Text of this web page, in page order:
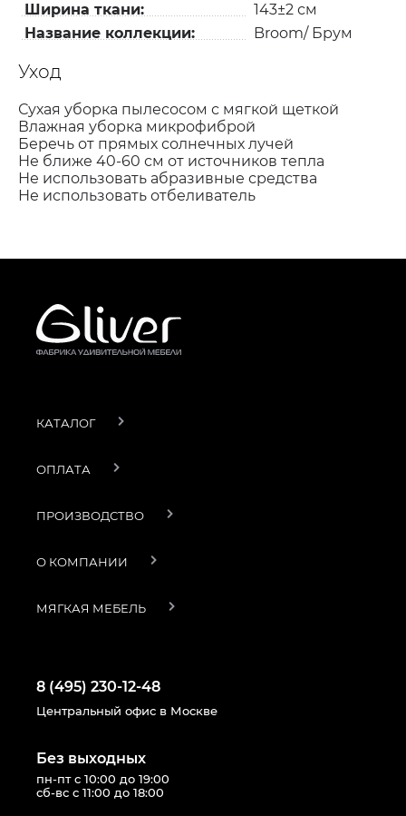
Ширина ткани:
143±2 см
Название коллекции:
Broom/ Брум
Уход
Сухая уборка пылесосом с мягкой щеткой
Влажная уборка микрофиброй
Беречь от прямых солнечных лучей
Не ближе 40-60 см от источников тепла
Не использовать абразивные средства
Не использовать отбеливатель
КАТАЛОГ
ОПЛАТА
ПРОИЗВОДСТВО
О КОМПАНИИ
МЯГКАЯ МЕБЕЛЬ
8 (495) 230-12-48
Центральный офис в Москве
Без выходных
пн-пт с 10:00 до 19:00
сб-вс с 11:00 до 18:00